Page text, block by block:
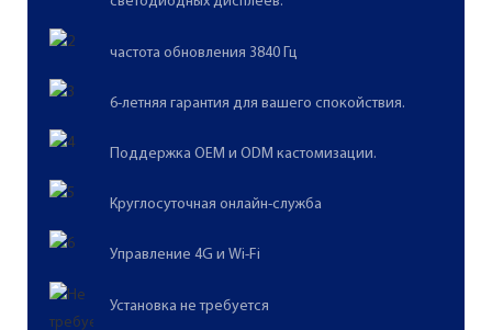
частота обновления 3840 Гц
6-летняя гарантия для вашего спокойствия.
Поддержка OEM и ODM кастомизации.
Круглосуточная онлайн-служба
Управление 4G и Wi-Fi
Установка не требуется